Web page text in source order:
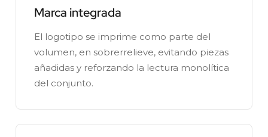
Marca integrada
El logotipo se imprime como parte del
volumen, en sobrerrelieve, evitando piezas
añadidas y reforzando la lectura monolítica
del conjunto.